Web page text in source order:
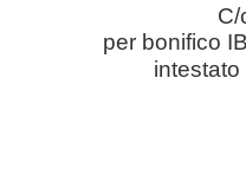
C/
per bonifico
intestato